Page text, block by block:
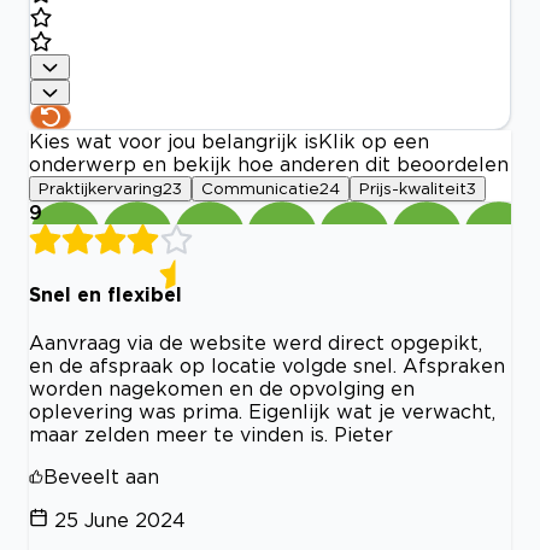
Kies wat voor jou belangrijk is Klik op een
onderwerp en bekijk hoe anderen dit beoordelen
Praktijkervaring23 Communicatie24 Prijs-kwaliteit3
9
Snel en flexibel
Aanvraag via de website werd direct opgepikt,
en de afspraak op locatie volgde snel. Afspraken
worden nagekomen en de opvolging en
oplevering was prima. Eigenlijk wat je verwacht,
maar zelden meer te vinden is. Pieter
Beveelt aan
25 June 2024